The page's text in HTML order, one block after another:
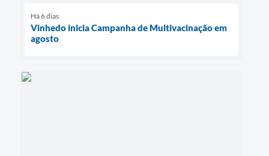
Há 6 dias
Vinhedo inicia Campanha de Multivacinação em
agosto